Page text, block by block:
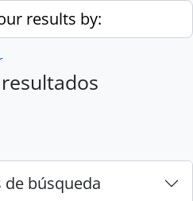
results by:
de búsqueda